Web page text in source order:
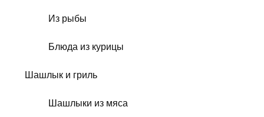
Из рыбы
Блюда из курицы
Шашлык и гриль
Шашлыки из мяса